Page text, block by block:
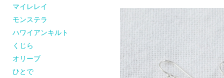
マイレレイ
モンステラ
ハワイアンキルト
くじら
オリーブ
ひとで